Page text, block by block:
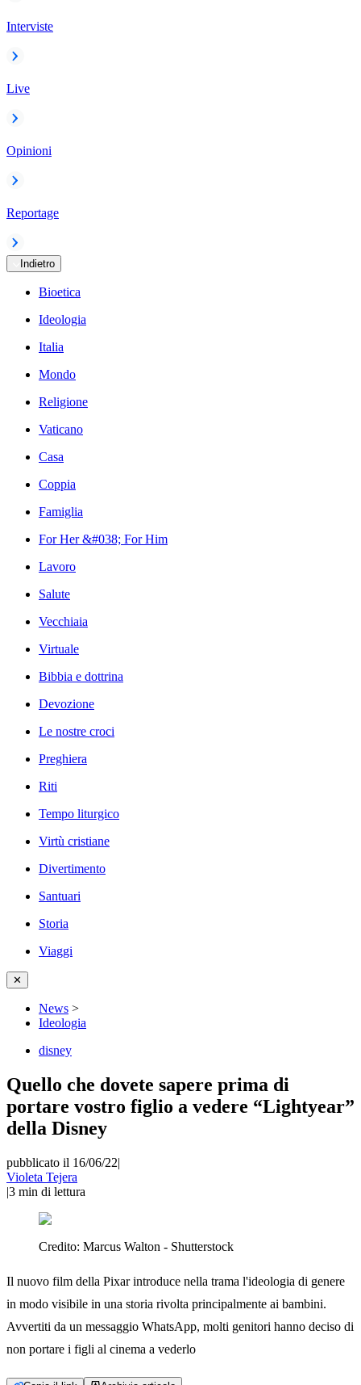
Interviste
Live
Opinioni
Reportage
Indietro
Bioetica
Ideologia
Italia
Mondo
Religione
Vaticano
Casa
Coppia
Famiglia
For Her &#038; For Him
Lavoro
Salute
Vecchiaia
Virtuale
Bibbia e dottrina
Devozione
Le nostre croci
Preghiera
Riti
Tempo liturgico
Virtù cristiane
Divertimento
Santuari
Storia
Viaggi
✕
News >
Ideologia
disney
Quello che dovete sapere prima di
portare vostro figlio a vedere “Lightyear”
della Disney
pubblicato il 16/06/22|
Violeta Tejera
|3 min di lettura
Credito: Marcus Walton - Shutterstock
Il nuovo film della Pixar introduce nella trama l'ideologia di genere
in modo visibile in una storia rivolta principalmente ai bambini.
Avvertiti da un messaggio WhatsApp, molti genitori hanno deciso di
non portare i figli al cinema a vederlo